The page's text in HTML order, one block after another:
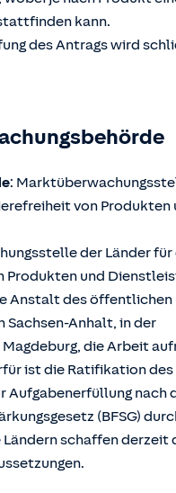
kann.
des Antrags wird
:
von Produkten
der Länder für
Produkten und
Anstalt des öffentlichen
Sachsen-Anhalt, in der
die Arbeit
ist die Ratifikation des
Aufgabenerfüllung nach
(BFSG)
Ländern schaffen derzeit